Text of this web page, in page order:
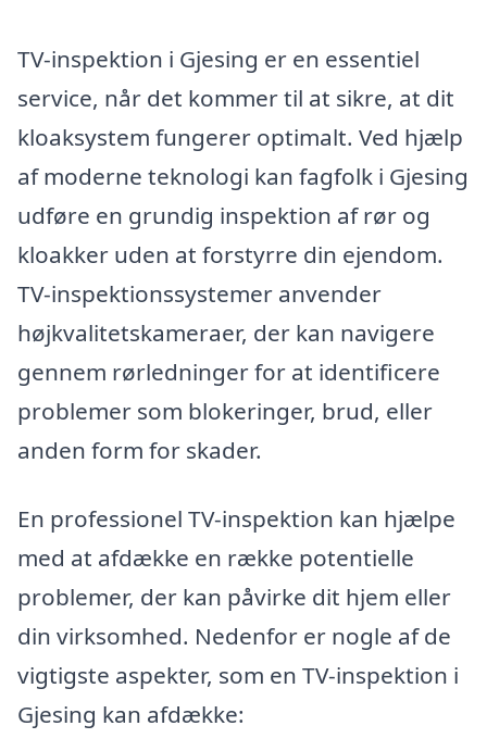
TV-inspektion i Gjesing er en essentiel
service, når det kommer til at sikre, at dit
kloaksystem fungerer optimalt. Ved hjælp
af moderne teknologi kan fagfolk i Gjesing
udføre en grundig inspektion af rør og
kloakker uden at forstyrre din ejendom.
TV-inspektionssystemer anvender
højkvalitetskameraer, der kan navigere
gennem rørledninger for at identificere
problemer som blokeringer, brud, eller
anden form for skader.
En professionel TV-inspektion kan hjælpe
med at afdække en række potentielle
problemer, der kan påvirke dit hjem eller
din virksomhed. Nedenfor er nogle af de
vigtigste aspekter, som en TV-inspektion i
Gjesing kan afdække: